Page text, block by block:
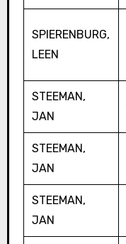
SPIERENBURG,
LEEN
STEEMAN,
JAN
STEEMAN,
JAN
STEEMAN,
JAN